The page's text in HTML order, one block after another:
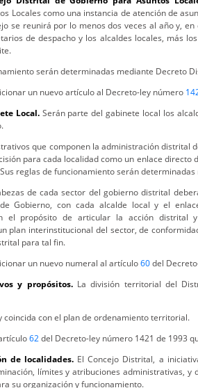
Locales como una instancia de atención de
se reunirá por lo menos dos veces al año y,
de despacho y los alcaldes locales, más
serán determinadas mediante Decreto
un nuevo artículo al Decreto-ley número
Local. Serán parte del gabinete local los
que componen la administración distrital
para cada localidad como un enlace directo
reglas de funcionamiento serán
de cada sector del gobierno distrital
Gobierno, con cada alcalde local y el
el propósito de articular la acción
plan interinstitucional del sector, de
para tal fin.
un nuevo numeral al artículo60del
y propósitos. La división territorial del
coincida con el plan de ordenamiento territorial.
62del Decreto-ley número 1421 de 1993
de localidades. El Concejo Distrital, a
límites y atribuciones administrativas, y
su organización y funcionamiento.